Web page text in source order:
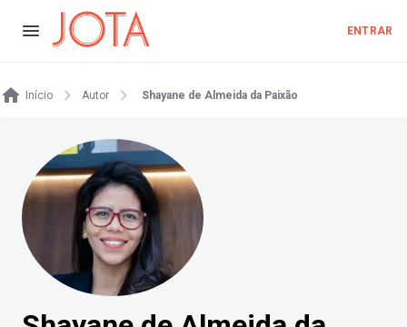
ENTRAR
Início Autor Shayane de Almeida da Paixão